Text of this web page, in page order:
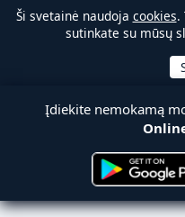
Ši svetainė naudoja cookies.
sutinkate su mūsų
Įdiekite nemokamą